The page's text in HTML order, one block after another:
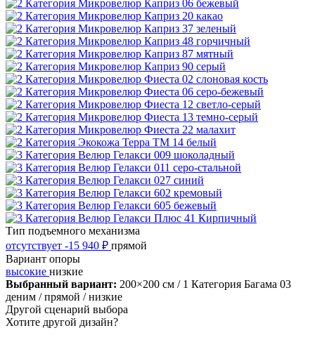
Тип подъемного механизма
отсутствует -15 940 ₽ прямой
Вариант опоры
высокие низкие
Выбранный вариант: 200×200 см / 1 Категория Багама 03
деним / прямой / низкие
Другой сценарий выбора
Хотите другой дизайн?